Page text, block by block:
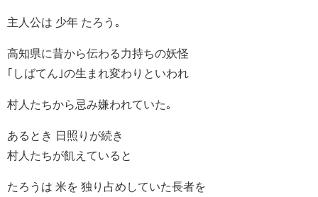
主人公は 少年 たろう｡
高知県に昔から伝わる力持ちの妖怪
｢しばてん｣の生まれ変わりといわれ
村人たちから忌み嫌われていた｡
あるとき 日照りが続き
村人たちが飢えていると
たろうは 米を 独り占めしていた長者を